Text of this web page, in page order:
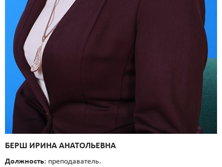
БЕРШ ИРИНА АНАТОЛЬЕВНА
Должность: преподаватель.